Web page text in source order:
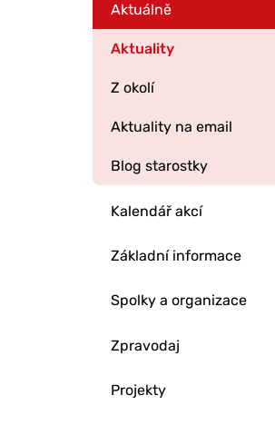
Aktuálně
Aktuality
Z okolí
Aktuality na email
Blog starostky
Kalendář akcí
Základní informace
Spolky a organizace
Zpravodaj
Projekty